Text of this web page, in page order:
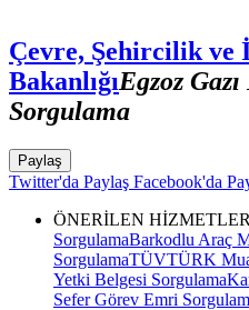
Çevre, Şehircilik ve
BakanlığıEgzoz
Sorgulama
Paylaş
Twitter'da Paylaş Facebook'da
ÖNERİLEN HİZMETLER
SorgulamaBarkodlu Araç
SorgulamaTÜVTÜRK
Yetki Belgesi Sorgulama
Sefer Görev Emri